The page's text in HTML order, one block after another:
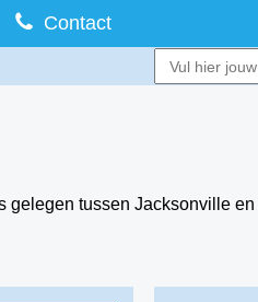
Contact
tussen Jacksonville